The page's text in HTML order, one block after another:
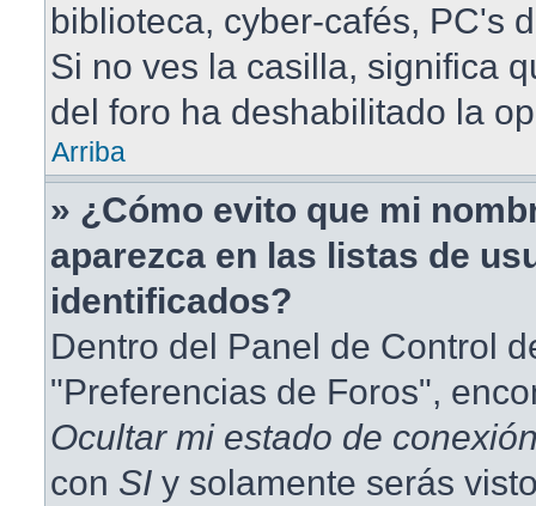
biblioteca, cyber-cafés, PC's
Si no ves la casilla, significa
del foro ha deshabilitado la
Arriba
» ¿Cómo evito que mi
aparezca en las listas de
identificados?
Dentro del Panel de Control
"Preferencias de Foros",
Ocultar mi estado de
con SI y solamente serás